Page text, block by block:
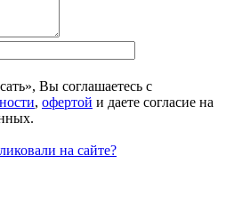
Вы соглашаетесь с
, офертой и даете согласие на
на сайте?